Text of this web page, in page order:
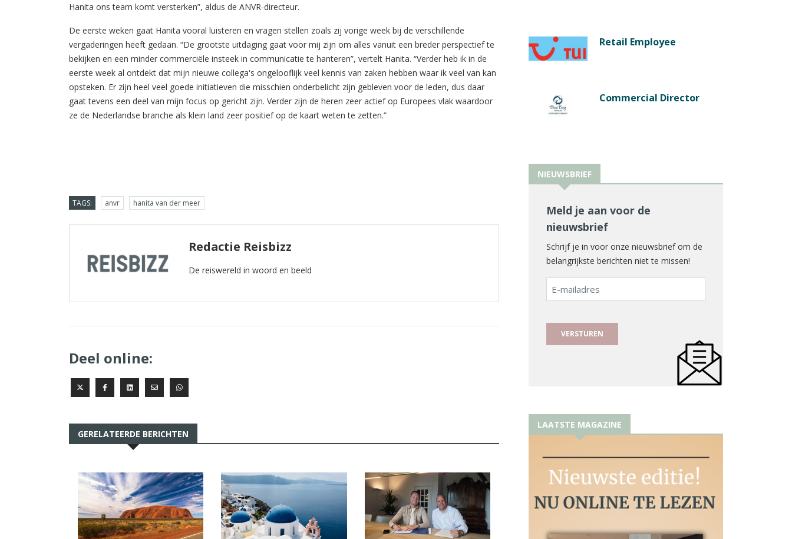
Hanita ons team komt versterken”, aldus de ANVR-directeur.
De eerste weken gaat Hanita vooral luisteren en vragen stellen zoals zij vorige week bij de verschillende
vergaderingen heeft gedaan. “De grootste uitdaging gaat voor mij zijn om alles vanuit een breder perspectief te
bekijken en een minder commerciële insteek in communicatie te hanteren”, vertelt Hanita. “Verder heb ik in de
eerste week al ontdekt dat mijn nieuwe collega's ongelooflijk veel kennis van zaken hebben waar ik veel van kan
opsteken. Er zijn heel veel goede initiatieven die misschien onderbelicht zijn gebleven voor de leden, dus daar
gaat tevens een deel van mijn focus op gericht zijn. Verder zijn de heren zeer actief op Europees vlak waardoor
ze de Nederlandse branche als klein land zeer positief op de kaart weten te zetten.”
TAGS: anvr hanita van der meer
Redactie Reisbizz
De reiswereld in woord en beeld
Deel online:
GERELATEERDE BERICHTEN
Retail Employee
Commercial Director
NIEUWSBRIEF
Meld je aan voor de
nieuwsbrief
Schrijf je in voor onze nieuwsbrief om de
belangrijkste berichten niet te missen!
E-
mailadres
LAATSTE MAGAZINE